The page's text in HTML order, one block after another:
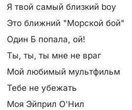
Я твой самый близкий boy
Это ближний "Морской бой"
Один Б попала, ой!
Ты, ты, ты мне не враг
Мой любимый мультфильм
Тебе не убежать
Моя Эйприл О'Нил